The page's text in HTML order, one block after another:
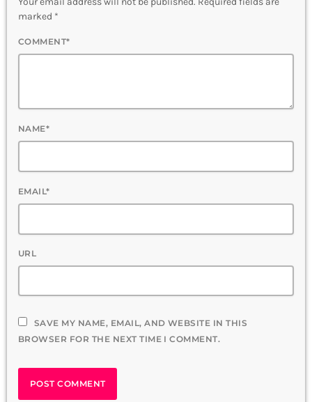
marked *
COMMENT*
NAME*
EMAIL*
URL
SAVE MY NAME, EMAIL, AND WEBSITE IN THIS
BROWSER FOR THE NEXT TIME I COMMENT.